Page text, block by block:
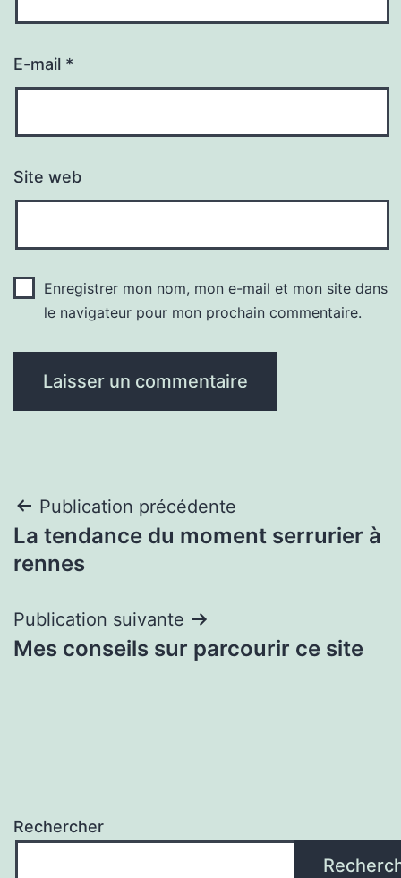
E-mail *
Site web
Enregistrer mon nom, mon e-mail et mon site dans
le navigateur pour mon prochain commentaire.
Navigation
de
Publication précédente
La tendance du moment serrurier à
rennes
Publication suivante
Mes conseils sur parcourir ce site
Rechercher